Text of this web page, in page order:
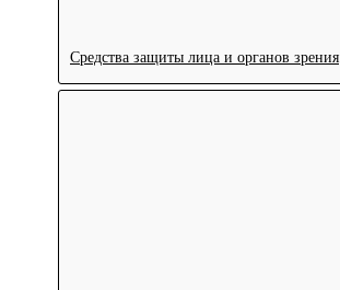
Средства защиты лица и органов зрения